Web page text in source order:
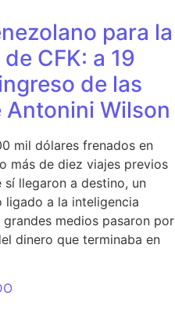
para la
CFK: a 19
de las
Antonini Wilson
mil dólares frenados en
más de diez viajes previos
sí llegaron a destino, un
ligado a la inteligencia
medios pasaron por
dinero que terminaba en